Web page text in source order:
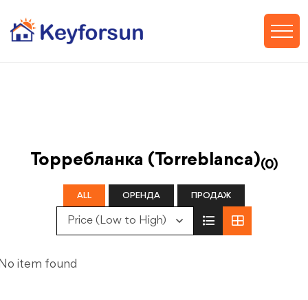
Торребланка (Torreblanca)(0)
ALL ОРЕНДА ПРОДАЖ
Price (Low to High)
item found